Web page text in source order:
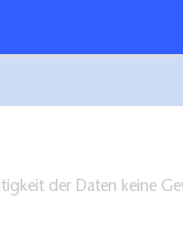
der Daten keine